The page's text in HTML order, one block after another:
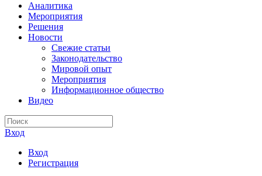
Аналитика
Мероприятия
Решения
Новости
Свежие статьи
Законодательство
Мировой опыт
Мероприятия
Информационное общество
Видео
Вход
Вход
Регистрация